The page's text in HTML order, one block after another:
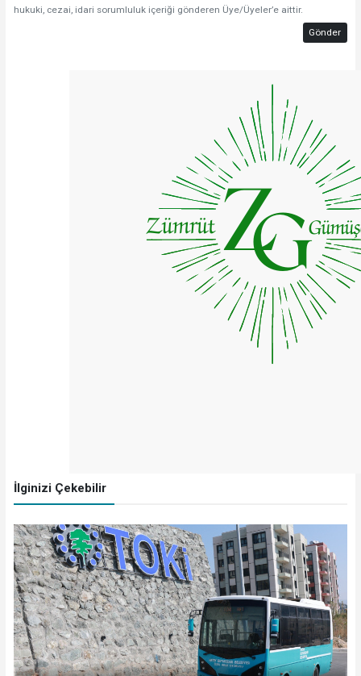
hukuki, cezai, idari sorumluluk içeriği gönderen Üye/Üyeler’e aittir.
Gönder
İlginizi Çekebilir